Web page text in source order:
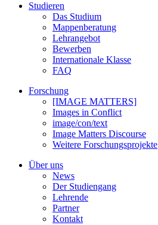
Studieren
Das Studium
Mappenberatung
Lehrangebot
Bewerben
Internationale Klasse
FAQ
Forschung
[IMAGE MATTERS]
Images in Conflict
image/con/text
Image Matters Discourse
Weitere Forschungsprojekte
Über uns
News
Der Studiengang
Lehrende
Partner
Kontakt